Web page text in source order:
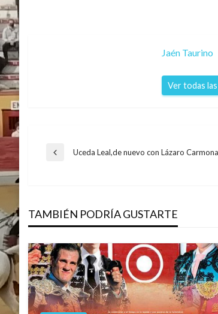
Jaén Taurino
Ver todas
Navegación
entradas
Entrada
Uceda Leal,de nuevo con Lázaro Carmona
TAMBIÉN PODRÍA GUSTARTE